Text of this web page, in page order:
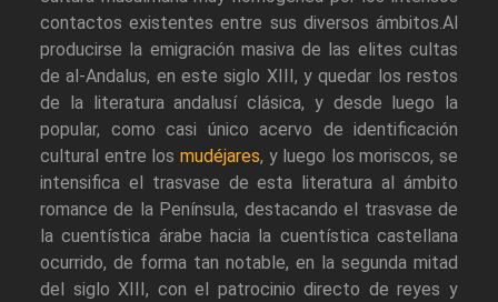
contactos existentes entre sus diversos ámbitos.Al
producirse la emigración masiva de las elites cultas
de al-Andalus, en este siglo XIII, y quedar los restos
de la literatura andalusí clásica, y desde luego la
popular, como casi único acervo de identificación
cultural entre los mudéjares, y luego los moriscos, se
intensifica el trasvase de esta literatura al ámbito
romance de la Península, destacando el trasvase de
la cuentística árabe hacia la cuentística castellana
ocurrido, de forma tan notable, en la segunda mitad
del siglo XIII, con el patrocinio directo de reyes y